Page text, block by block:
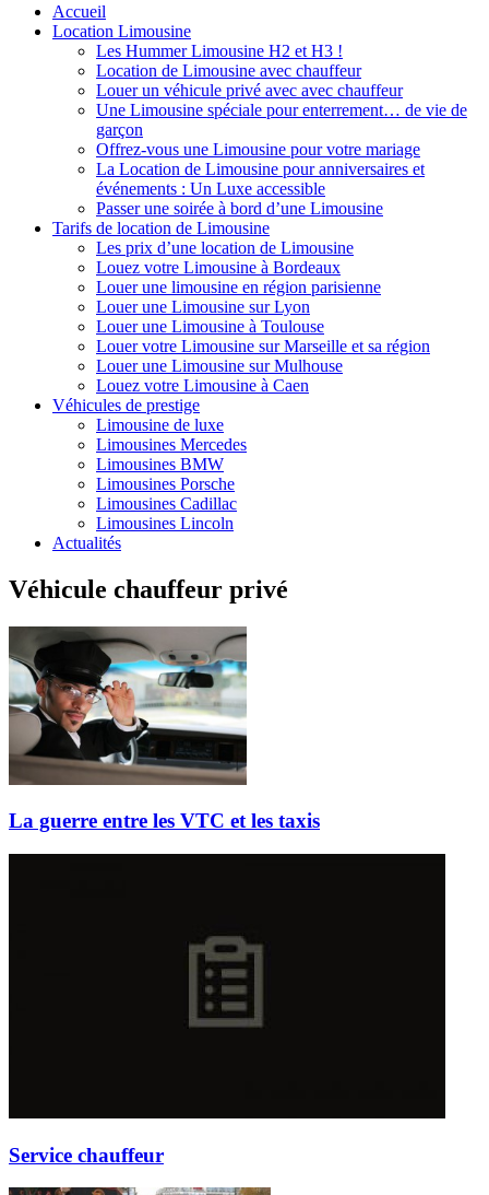
Accueil
Location Limousine
Les Hummer Limousine H2 et H3 !
Location de Limousine avec chauffeur
Louer un véhicule privé avec avec chauffeur
Une Limousine spéciale pour enterrement… de vie de
garçon
Offrez-vous une Limousine pour votre mariage
La Location de Limousine pour anniversaires et
événements : Un Luxe accessible
Passer une soirée à bord d’une Limousine
Tarifs de location de Limousine
Les prix d’une location de Limousine
Louez votre Limousine à Bordeaux
Louer une limousine en région parisienne
Louer une Limousine sur Lyon
Louer une Limousine à Toulouse
Louer votre Limousine sur Marseille et sa région
Louer une Limousine sur Mulhouse
Louez votre Limousine à Caen
Véhicules de prestige
Limousine de luxe
Limousines Mercedes
Limousines BMW
Limousines Porsche
Limousines Cadillac
Limousines Lincoln
Actualités
Véhicule chauffeur privé
La guerre entre les VTC et les taxis
Service chauffeur